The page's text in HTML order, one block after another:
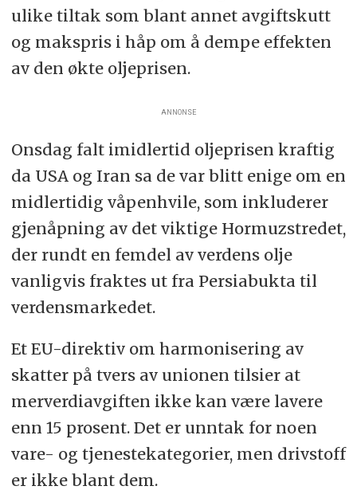
ulike tiltak som blant annet avgiftskutt
og makspris i håp om å dempe effekten
av den økte oljeprisen.
ANNONSE
Onsdag falt imidlertid oljeprisen kraftig
da USA og Iran sa de var blitt enige om en
midlertidig våpenhvile, som inkluderer
gjenåpning av det viktige Hormuzstredet,
der rundt en femdel av verdens olje
vanligvis fraktes ut fra Persiabukta til
verdensmarkedet.
Et EU-direktiv om harmonisering av
skatter på tvers av unionen tilsier at
merverdiavgiften ikke kan være lavere
enn 15 prosent. Det er unntak for noen
vare- og tjenestekategorier, men drivstoff
er ikke blant dem.